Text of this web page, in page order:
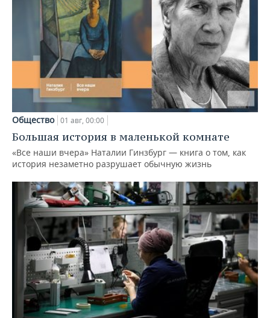
Общество 01 авг, 00:00
Большая история в маленькой комнате
«Все наши вчера» Наталии Гинзбург — книга о том, как
история незаметно разрушает обычную жизнь